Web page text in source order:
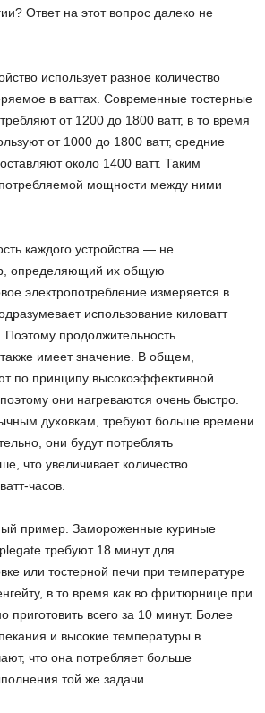
Ответ на этот вопрос далеко не
использует разное количество
в ваттах. Современные тостерные
от 1200 до 1800 ватт, в то время
от 1000 до 1800 ватт, средние
около 1400 ватт. Таким
мощности между ними
каждого устройства — не
определяющий их общую
электропотребление измеряется в
использование киловатт
Поэтому продолжительность
имеет значение. В общем,
по принципу высокоэффективной
они нагреваются очень быстро.
духовкам, требуют больше времени
они будут потреблять
что увеличивает количество
часов.
пример. Замороженные куриные
требуют 18 минут для
или тостерной печи при температуре
в то время как во фритюрнице при
приготовить всего за 10 минут. Более
и высокие температуры в
что она потребляет больше
той же задачи.